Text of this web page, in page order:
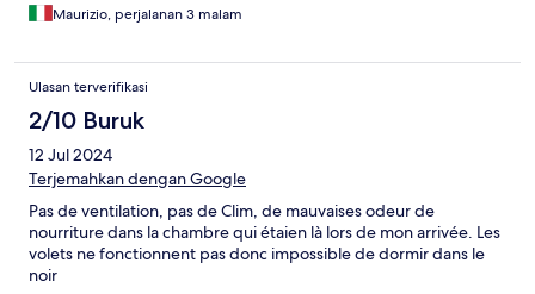
Maurizio, perjalanan 3 malam
Ulasan terverifikasi
2/10 Buruk
12 Jul 2024
Terjemahkan dengan Google
Pas de ventilation, pas de Clim, de mauvaises odeur de
nourriture dans la chambre qui étaien là lors de mon arrivée. Les
volets ne fonctionnent pas donc impossible de dormir dans le
noir